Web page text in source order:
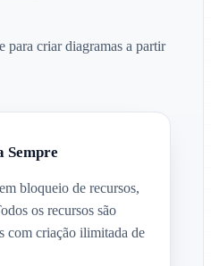
para criar diagramas a partir
Sempre
bloqueio de recursos,
os recursos são
com criação ilimitada de